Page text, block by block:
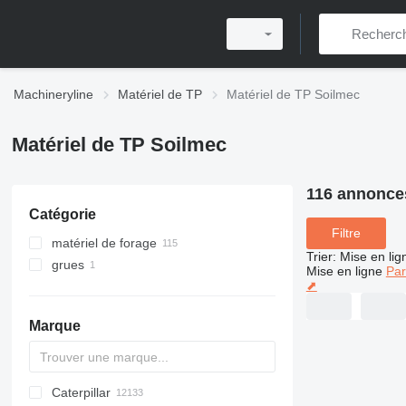
Machineryline Matériel de TP Matériel de TP Soilmec
Matériel de TP Soilmec
Catégorie
matériel de forage
machines de forage
grues
Marque
Titan
AL
SP
AX
X-Series
AFW
HD
FlexiROC
1304
400 - series
BC
BG
BB
553
GSH
Leonardo
AHK
K-series
CK
3.5
B-series
450
Caterpillar
116
Filtre
Trier: Mise en
Mise en ligne
⬈